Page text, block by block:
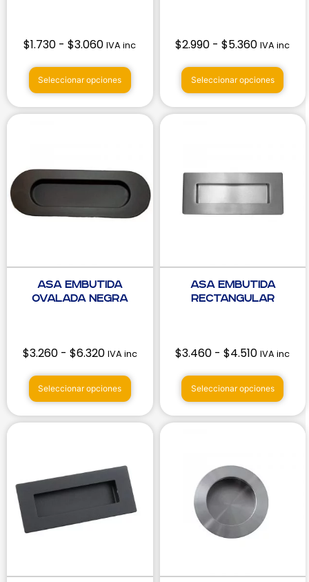
$1.730 - $3.060 IVA inc
Seleccionar opciones
$2.990 - $5.360 IVA inc
Seleccionar opciones
Asa Embutida
Ovalada Negra
$3.260 - $6.320 IVA inc
Seleccionar opciones
Asa Embutida
Rectangular
$3.460 - $4.510 IVA inc
Seleccionar opciones